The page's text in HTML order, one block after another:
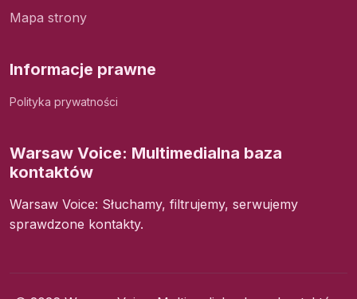
Mapa strony
Informacje prawne
Polityka prywatności
Warsaw Voice: Multimedialna baza
kontaktów
Warsaw Voice: Słuchamy, filtrujemy, serwujemy
sprawdzone kontakty.